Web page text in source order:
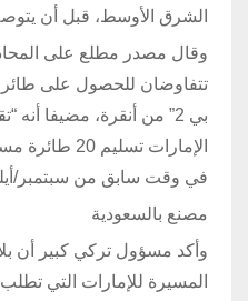
الشرق الأوسط، قبل أن
وقال مصدر مطلع على
تتفاوضان للحصول على
بي 2” من أنقرة، مضيفا
الإمارات
في وقت سابق من سبتمبر/
مصنع بالسعودية
وأكد مسؤول تركي كبير أن
المسيرة للإمارات التي